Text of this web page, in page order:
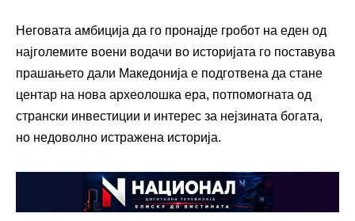
Неговата амбиција да го пронајде гробот на еден од
најголемите воени водачи во историјата го поставува
прашањето дали Македонија е подготвена да стане
центар на нова археолошка ера, потпомогната од
странски инвестиции и интерес за нејзината богата,
но недоволно истражена историја.